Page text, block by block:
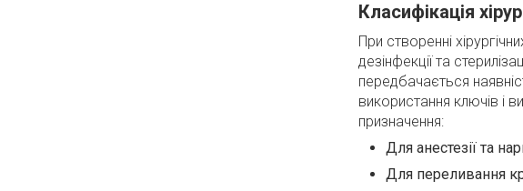
Класифікація
При створенні
дезінфекції та
передбачається
використання ключів і
призначення:
Для анестезії та
Для переливання